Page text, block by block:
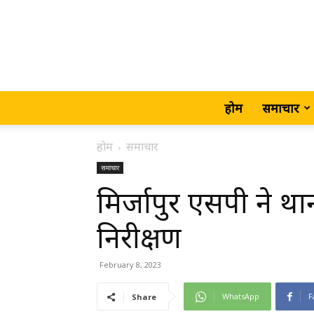
होम समाचार
होम समाचार
समाचार
मिर्जापुर एसपी ने
निरीक्षण
February 8, 2023
Share WhatsApp